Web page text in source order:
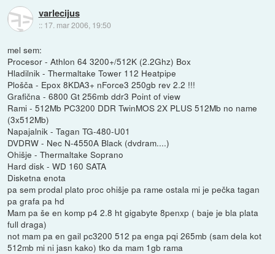
varlecijus
:: 17. mar 2006, 19:50
mel sem:
Procesor - Athlon 64 3200+/512K (2.2Ghz) Box
Hladilnik - Thermaltake Tower 112 Heatpipe
Plošča - Epox 8KDA3+ nForce3 250gb rev 2.2 !!!
Grafična - 6800 Gt 256mb ddr3 Point of view
Rami - 512Mb PC3200 DDR TwinMOS 2X PLUS 512Mb no name
(3x512Mb)
Napajalnik - Tagan TG-480-U01
DVDRW - Nec N-4550A Black (dvdram....)
Ohišje - Thermaltake Soprano
Hard disk - WD 160 SATA
Disketna enota
pa sem prodal plato proc ohišje pa rame ostala mi je pečka tagan
pa grafa pa hd
Mam pa še en komp p4 2.8 ht gigabyte 8penxp ( baje je bla plata
full draga)
not mam pa en gail pc3200 512 pa enga pqi 265mb (sam dela kot
512mb mi ni jasn kako) tko da mam 1gb rama